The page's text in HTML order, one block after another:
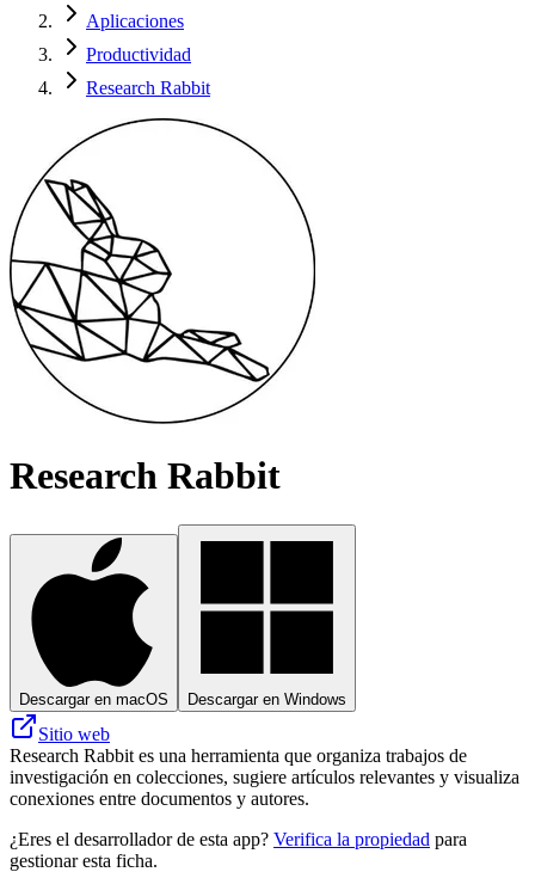
Aplicaciones
Productividad
Research Rabbit
Research Rabbit
Descargar en macOS Descargar en Windows
Sitio web
Research Rabbit es una herramienta que organiza trabajos de
investigación en colecciones, sugiere artículos relevantes y visualiza
conexiones entre documentos y autores.
¿Eres el desarrollador de esta app? Verifica la propiedad para
gestionar esta ficha.